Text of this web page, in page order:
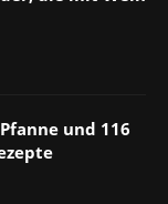
und 116